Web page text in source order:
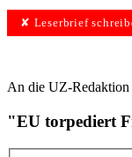
✘ Leserbrief
An die UZ-Redaktion
"EU torpediert